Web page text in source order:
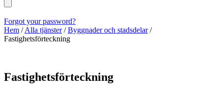
Forgot your password?
Hem /Alla tjänster/Byggnader och stadsdelar/
Fastighetsförteckning
Fastighetsförteckning